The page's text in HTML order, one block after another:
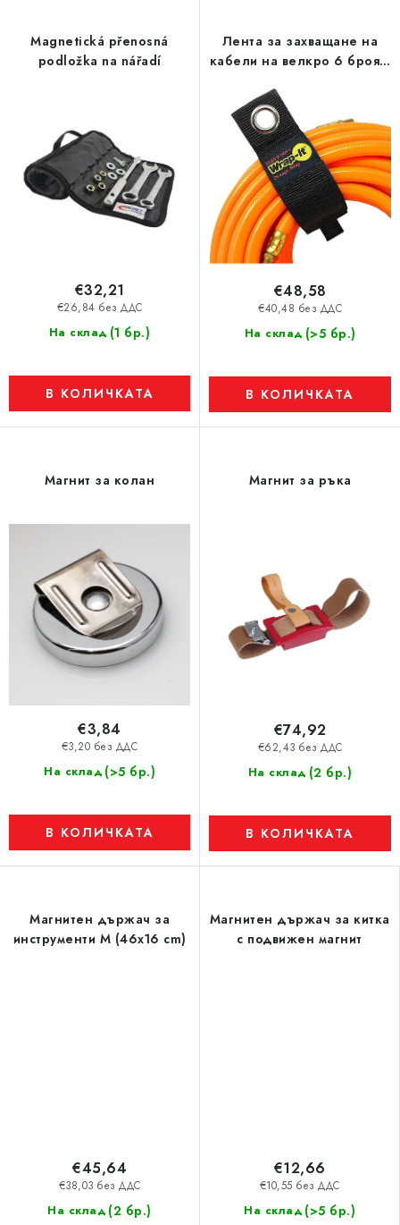
Magnetická přenosná
podložka na nářadí
На склад (1 бр.)
€26,84 без ДДС
€32,21
В КОЛИЧКАТА
Лента за захващане на
кабели на велкро 6 броя в
На склад (>5 бр.)
€40,48 без ДДС
€48,58
В КОЛИЧКАТА
Магнит за колан
На склад (>5 бр.)
€3,20 без ДДС
€3,84
В КОЛИЧКАТА
Магнит за ръка
На склад (2 бр.)
€62,43 без ДДС
€74,92
В КОЛИЧКАТА
Магнитен държач за
инструменти M (46x16 cm)
На склад (2 бр.)
€38,03 без ДДС
€45,64
Магнитен държач за китка
с подвижен магнит
На склад (>5 бр.)
€10,55 без ДДС
€12,66